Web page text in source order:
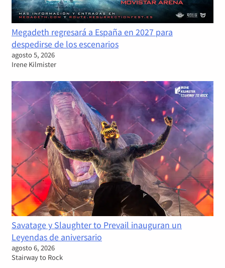
Megadeth regresará a España en 2027 para
despedirse de los escenarios
agosto 5, 2026
Irene Kilmister
Savatage y Slaughter to Prevail inauguran un
Leyendas de aniversario
agosto 6, 2026
Stairway to Rock